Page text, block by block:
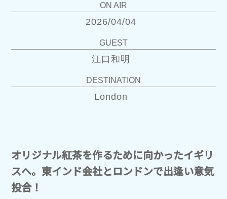
ON AIR
2026/04/04
GUEST
江口和明
DESTINATION
London
オリジナル紅茶を作るために向かったイギリ
スへ。東インド会社とロンドンで出逢い意気
投合！